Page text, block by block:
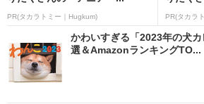
PR(タカラトミー｜Hugkum) PR(タカラ
かわいすぎる「2023年の犬
選＆AmazonランキングTO...